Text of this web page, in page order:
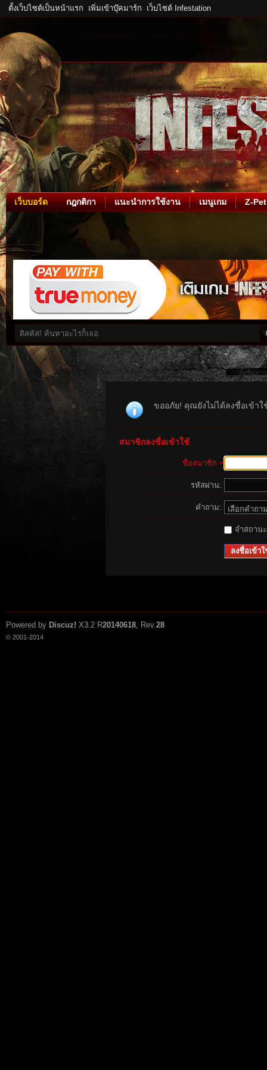
ตั้งเว็บไซต์เป็นหน้าแรก เพิ่มเข้าบุ๊คมาร์ก เว็บไซต์ Infestation
เว็บบอร์ด กฎกติกา แนะนำการใช้งาน เมนูเกม Z-Pet
ขออภัย! คุณยังไม่ได้ลงชื่อเข้า
สมาชิกลงชื่อเข้าใช้
ชื่อสมาชิก
รหัสผ่าน:
คำถาม:
จำสถาน
ลงชื่อเข้าใ
Powered by Discuz! X3.2 R20140618, Rev.28
© 2001-2014